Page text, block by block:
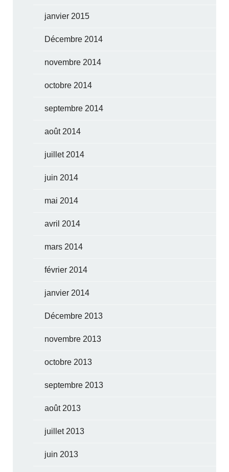
janvier 2015
Décembre 2014
novembre 2014
octobre 2014
septembre 2014
août 2014
juillet 2014
juin 2014
mai 2014
avril 2014
mars 2014
février 2014
janvier 2014
Décembre 2013
novembre 2013
octobre 2013
septembre 2013
août 2013
juillet 2013
juin 2013